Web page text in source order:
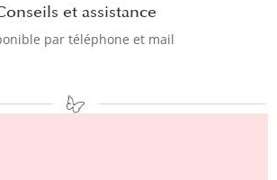
et assistance
par téléphone et mail